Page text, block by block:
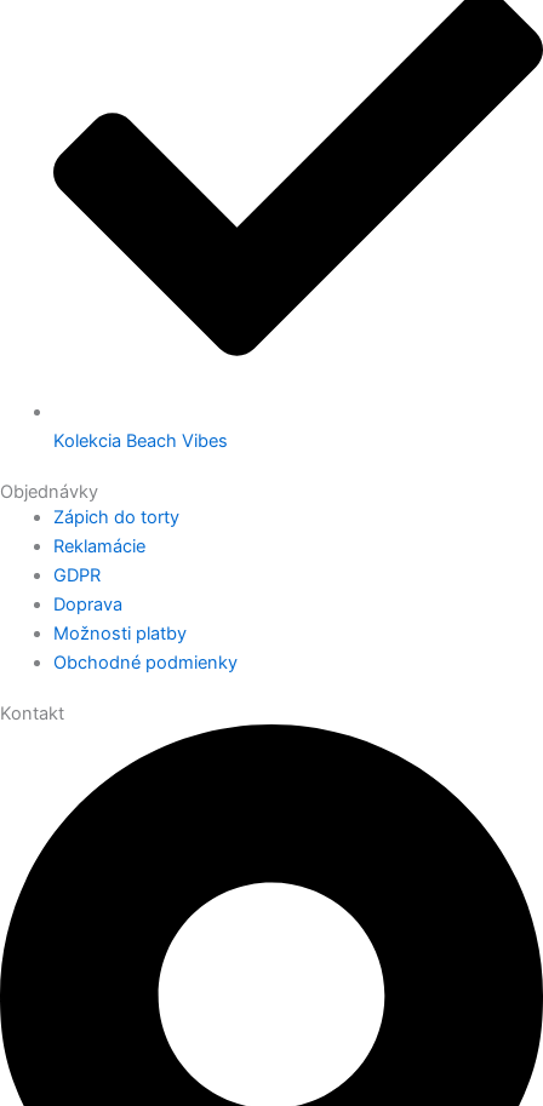
Kolekcia Beach Vibes
Objednávky
Zápich do torty
Reklamácie
GDPR
Doprava
Možnosti platby
Obchodné podmienky
Kontakt